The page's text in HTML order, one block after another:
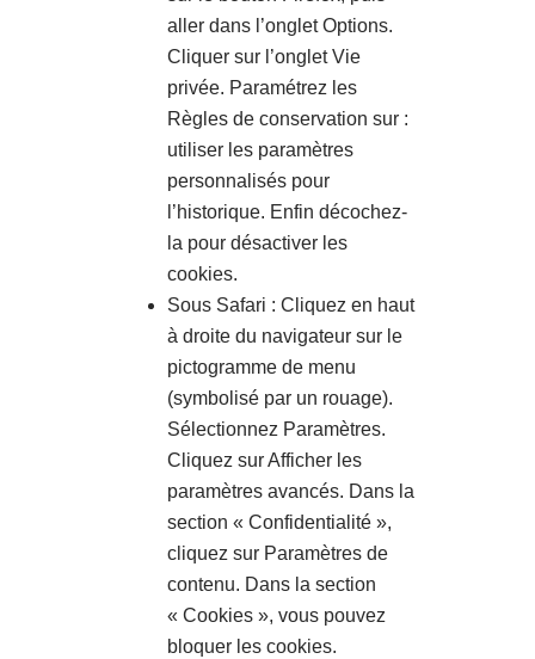
aller dans l’onglet Options.
Cliquer sur l’onglet Vie
privée. Paramétrez les
Règles de conservation sur :
utiliser les paramètres
personnalisés pour
l’historique. Enfin décochez-
la pour désactiver les
cookies.
Sous Safari : Cliquez en haut
à droite du navigateur sur le
pictogramme de menu
(symbolisé par un rouage).
Sélectionnez Paramètres.
Cliquez sur Afficher les
paramètres avancés. Dans la
section « Confidentialité »,
cliquez sur Paramètres de
contenu. Dans la section
« Cookies », vous pouvez
bloquer les cookies.